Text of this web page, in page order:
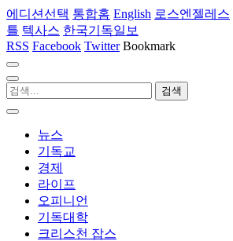
에디션선택 통합홈 English 로스엔젤레스
틀 텍사스 한국기독일보
RSS Facebook Twitter Bookmark
뉴스
기독교
경제
라이프
오피니언
기독대학
크리스천 잡스